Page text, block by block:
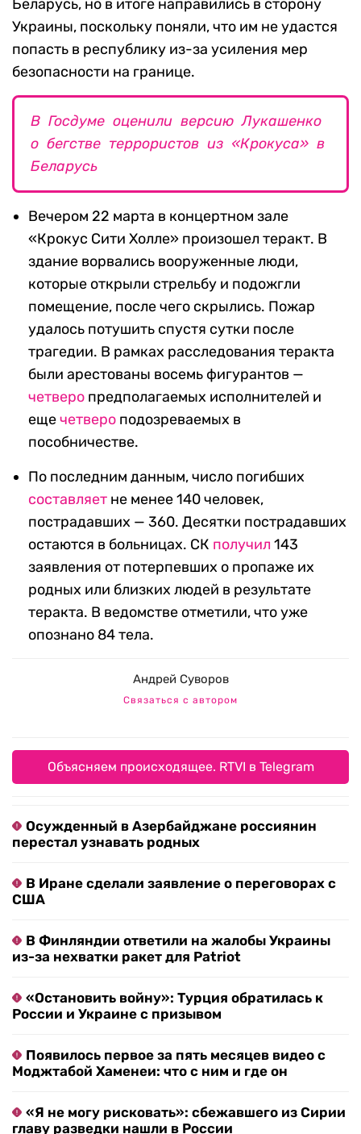
Беларусь, но в итоге направились в сторону
Украины, поскольку поняли, что им не удастся
попасть в республику из-за усиления мер
безопасности на границе.
В Госдуме оценили версию Лукашенко
о бегстве террористов из «Крокуса» в
Беларусь
Вечером 22 марта в концертном зале
«Крокус Сити Холле» произошел теракт. В
здание ворвались вооруженные люди,
которые открыли стрельбу и подожгли
помещение, после чего скрылись. Пожар
удалось потушить спустя сутки после
трагедии. В рамках расследования теракта
были арестованы восемь фигурантов —
четверо предполагаемых исполнителей и
ещечетверо подозреваемых в
пособничестве.
По последним данным, число погибших
составляет не менее 140 человек,
пострадавших — 360. Десятки пострадавших
остаются в больницах. СК получил 143
заявления от потерпевших о пропаже их
родных или близких людей в результате
теракта. В ведомстве отметили, что уже
опознано 84 тела.
Андрей Суворов
Связаться с автором
Объясняем происходящее. RTVI в Telegram
Осужденный в Азербайджане россиянин
перестал узнавать родных
В Иране сделали заявление о переговорах с
США
В Финляндии ответили на жалобы Украины
из-за нехватки ракет для Patriot
«Остановить войну»: Турция обратилась к
России и Украине с призывом
Появилось первое за пять месяцев видео с
Моджтабой Хаменеи: что с ним и где он
«Я не могу рисковать»: сбежавшего из Сирии
главу разведки нашли в России